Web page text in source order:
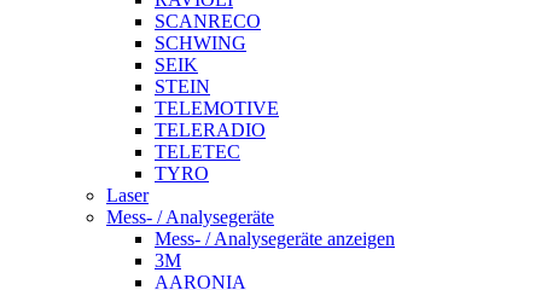
SCANRECO
SCHWING
SEIK
STEIN
TELEMOTIVE
TELERADIO
TELETEC
TYRO
Laser
Mess- / Analysegeräte
Mess- / Analysegeräte anzeigen
3M
AARONIA